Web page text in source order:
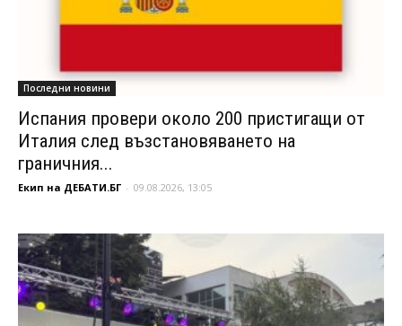
Последни новини
Испания провери около 200 пристигащи от
Италия след възстановяването на
граничния...
Екип на ДЕБАТИ.БГ - 09.08.2026, 13:05